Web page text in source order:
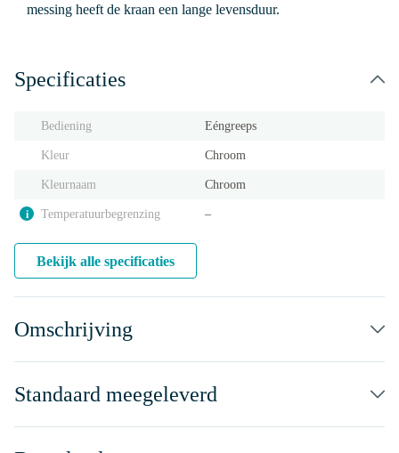
messing heeft de kraan een lange levensduur.
Specificaties
Bediening Eéngreeps
Kleur Chroom
Kleurnaam Chroom
i Temperatuurbegrenzing ‒
Bekijk alle specificaties
Omschrijving
Standaard meegeleverd